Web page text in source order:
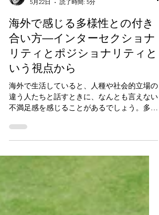
ヤス＠BUNKAIWA
5月22日
読了時間: 5分
海外で感じる多様性との付き
合い方―インターセクショナ
リティとポジショナリティと
いう視点から
違う人たちと話すときに、なんとも言えない
とポジショナリティという二つの視点から、
異なる背景を持つ人との対話のヒントを考え